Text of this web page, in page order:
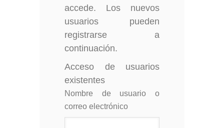
accede. Los nuevos
usuarios pueden
registrarse a
continuación.
Acceso de usuarios
existentes
Nombre de usuario o
correo electrónico